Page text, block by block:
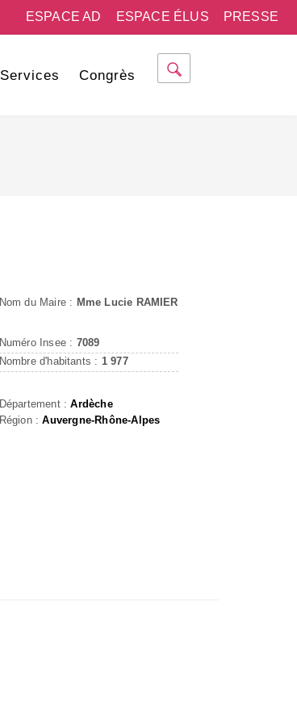
PRESSE
ESPACE ÉLUS
ESPACE AD
Services Congrès
Nom du Maire : Mme Lucie RAMIER
Numéro Insee : 7089
Nombre d'habitants : 1 977
Département :Ardèche
Région :Auvergne-Rhône-Alpes